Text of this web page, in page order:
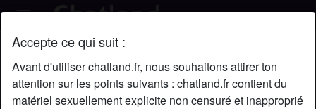
Accepte ce qui suit :
Avant d'utiliser chatland.fr, nous souhaitons attirer ton
attention sur les points suivants : chatland.fr contient du
matériel sexuellement explicite non censuré et inapproprié
imsureitsyou's profil